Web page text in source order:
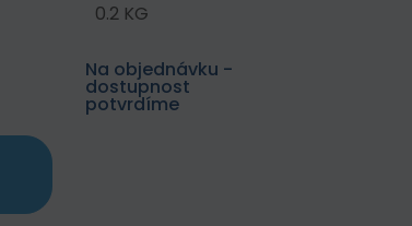
0.2 KG
Na objednávku -
dostupnost
potvrdíme